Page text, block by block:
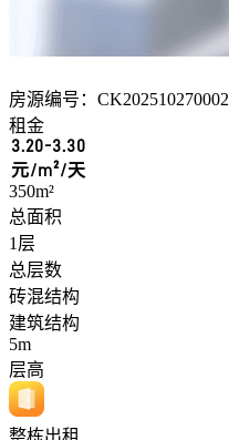
房源编号：CK202510270002
租金
3.20-3.30
元/m²/天
350m²
总面积
1层
总层数
砖混结构
建筑结构
5m
层高
整栋出租